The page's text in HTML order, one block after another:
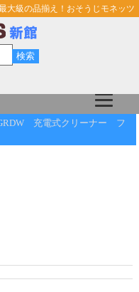
大級の品揃え！おそうじモネッツ
充電式クリーナー フ